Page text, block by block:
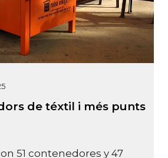
de téxtil i més punts
51 contenedores y 47